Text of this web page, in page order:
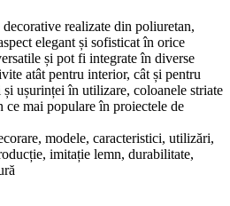
realizate din poliuretan,
elegant și sofisticat în orice
și pot fi integrate în diverse
atât pentru interior, cât și pentru
ușurinței în utilizare, coloanele striate
mai populare în proiectele de
modele, caracteristici, utilizări,
imitație lemn, durabilitate,